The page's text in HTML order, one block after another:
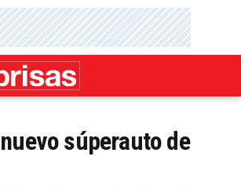
súperauto de